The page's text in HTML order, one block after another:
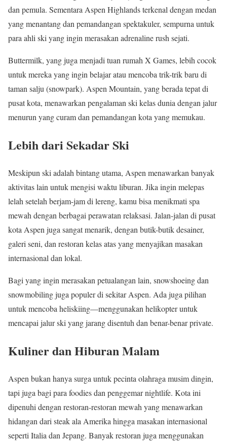
dan pemula. Sementara Aspen Highlands terkenal dengan medan
yang menantang dan pemandangan spektakuler, sempurna untuk
para ahli ski yang ingin merasakan adrenaline rush sejati.
Buttermilk, yang juga menjadi tuan rumah X Games, lebih cocok
untuk mereka yang ingin belajar atau mencoba trik-trik baru di
taman salju (snowpark). Aspen Mountain, yang berada tepat di
pusat kota, menawarkan pengalaman ski kelas dunia dengan jalur
menurun yang curam dan pemandangan kota yang memukau.
Lebih dari Sekadar Ski
Meskipun ski adalah bintang utama, Aspen menawarkan banyak
aktivitas lain untuk mengisi waktu liburan. Jika ingin melepas
lelah setelah berjam-jam di lereng, kamu bisa menikmati spa
mewah dengan berbagai perawatan relaksasi. Jalan-jalan di pusat
kota Aspen juga sangat menarik, dengan butik-butik desainer,
galeri seni, dan restoran kelas atas yang menyajikan masakan
internasional dan lokal.
Bagi yang ingin merasakan petualangan lain, snowshoeing dan
snowmobiling juga populer di sekitar Aspen. Ada juga pilihan
untuk mencoba heliskiing—menggunakan helikopter untuk
mencapai jalur ski yang jarang disentuh dan benar-benar private.
Kuliner dan Hiburan Malam
Aspen bukan hanya surga untuk pecinta olahraga musim dingin,
tapi juga bagi para foodies dan penggemar nightlife. Kota ini
dipenuhi dengan restoran-restoran mewah yang menawarkan
hidangan dari steak ala Amerika hingga masakan internasional
seperti Italia dan Jepang. Banyak restoran juga menggunakan